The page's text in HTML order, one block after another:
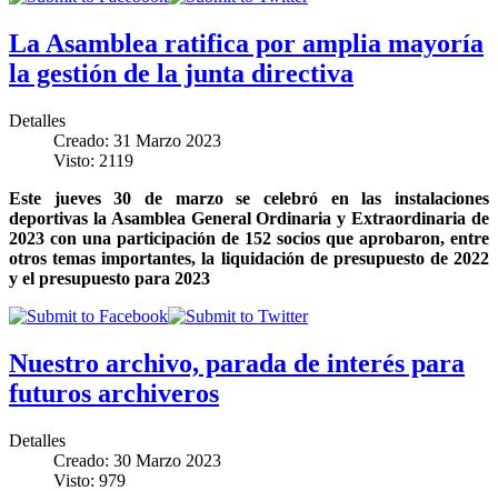
La Asamblea ratifica por amplia mayoría
la gestión de la junta directiva
Detalles
Creado: 31 Marzo 2023
Visto: 2119
Este jueves 30 de marzo se celebró en las instalaciones
deportivas la Asamblea General Ordinaria y Extraordinaria de
2023 con una participación de 152 socios que aprobaron, entre
otros temas importantes, la liquidación de presupuesto de 2022
y el presupuesto para 2023
Nuestro archivo, parada de interés para
futuros archiveros
Detalles
Creado: 30 Marzo 2023
Visto: 979